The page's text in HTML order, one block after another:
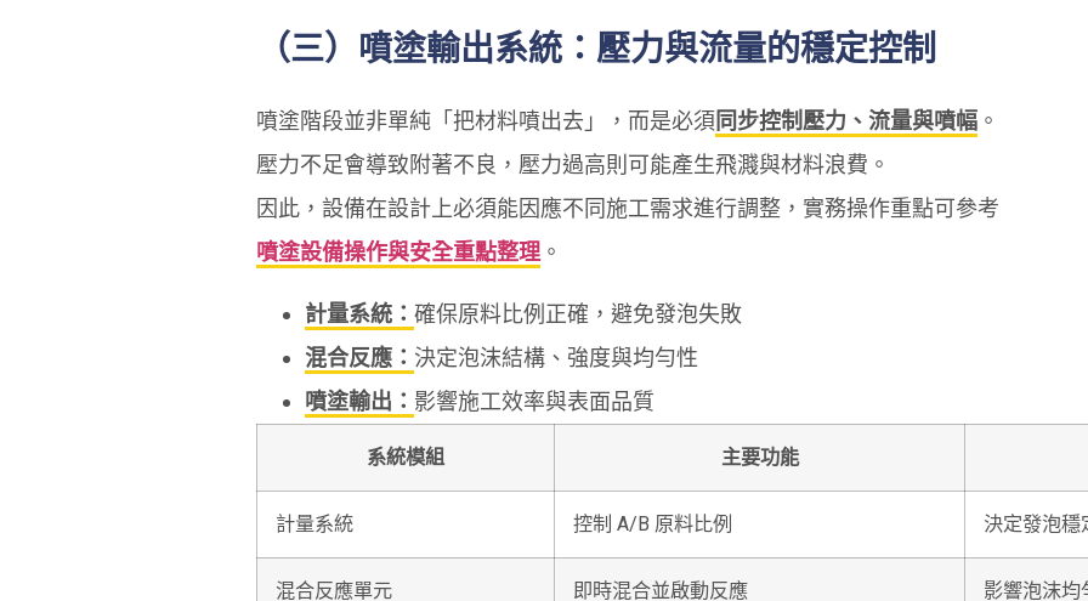
（三）噴塗輸出系統：壓力與流量的穩定控制
噴塗階段並非單純「把材料噴出去」，而是必須 同步控制壓力、流量與噴幅 。
壓力不足會導致附著不良，壓力過高則可能產生飛濺與材料浪費。
因此，設備在設計上必須能因應不同施工需求進行調整，實務操作重點可參考
噴塗設備操作與安全重點整理。
計量系統： 確保原料比例正確，避免發泡失敗
混合反應： 決定泡沫結構、強度與均勻性
噴塗輸出： 影響施工效率與表面品質
系統模組 主要功能
計量系統 控制 A/B 原料比例 決定發泡穩
混合反應單元 即時混合並啟動反應 影響泡沫均